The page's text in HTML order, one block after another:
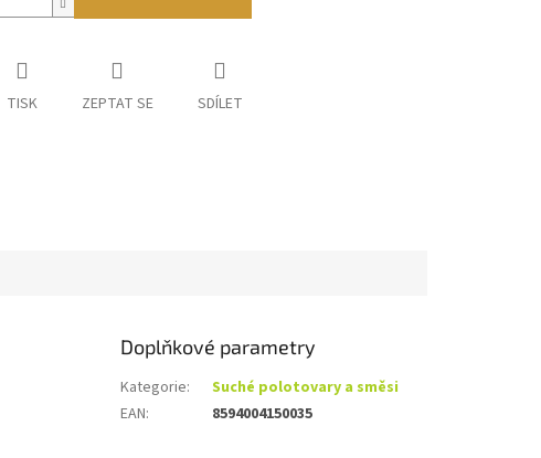
TISK ZEPTAT SE SDÍLET
Doplňkové parametry
Kategorie:
Suché polotovary a směsi
EAN: 8594004150035